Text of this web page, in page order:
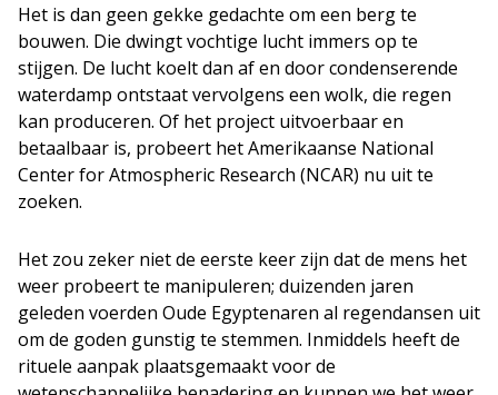
Het is dan geen gekke gedachte om een berg te
bouwen. Die dwingt vochtige lucht immers op te
stijgen. De lucht koelt dan af en door condenserende
waterdamp ontstaat vervolgens een wolk, die regen
kan produceren. Of het project uitvoerbaar en
betaalbaar is, probeert het Amerikaanse National
Center for Atmospheric Research (NCAR) nu uit te
zoeken.
Het zou zeker niet de eerste keer zijn dat de mens het
weer probeert te manipuleren; duizenden jaren
geleden voerden Oude Egyptenaren al regendansen uit
om de goden gunstig te stemmen. Inmiddels heeft de
rituele aanpak plaatsgemaakt voor de